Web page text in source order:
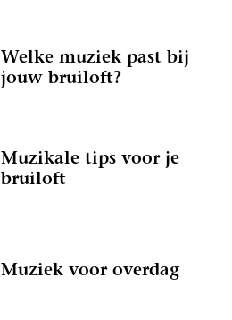
Welke muziek past bij
jouw bruiloft?
Muzikale tips voor je
bruiloft
Muziek voor overdag